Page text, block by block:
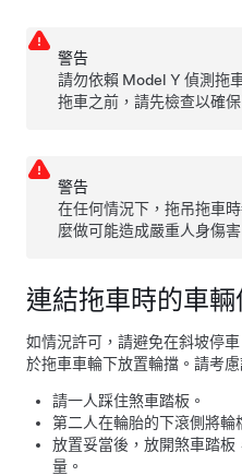
警告
請勿依賴 Model Y 偵測拖
拖車之前，請先檢查以確
警告
在任何情況下，拖吊拖車
麼做可能造成嚴重人身傷害
連結拖車時的車輛
如情況許可，請避免在斜坡停
於拖車車輪下放置輪擋。請考
請一人踩住煞車踏板。
第二人在輪胎的下滾側將輪
放置妥當後，放開煞車踏
量。